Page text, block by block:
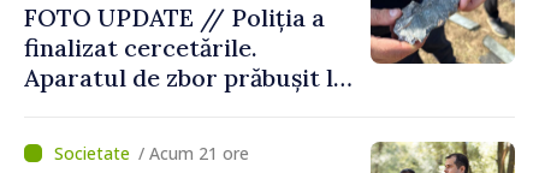
FOTO UPDATE // Poliția a
finalizat cercetările.
Aparatul de zbor prăbușit la
„dronă-rachetă”
/ Acum 21 ore